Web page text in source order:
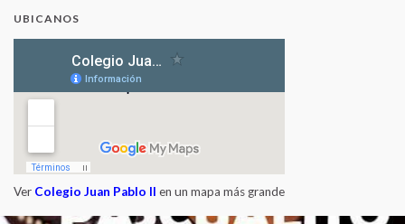
UBICANOS
Ver Colegio Juan Pablo II en un mapa más grande